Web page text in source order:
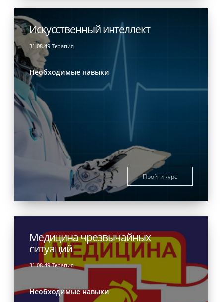
Искусственный интеллект
31.08.49 Терапия
Необходимые навыки
Пройти курс
Медицина чрезвычайных
ситуаций
31.08.49 Терапия
Необходимые навыки